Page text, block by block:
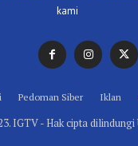
kami
Pedoman Siber Iklan
IGTV - Hak cipta dilindungi